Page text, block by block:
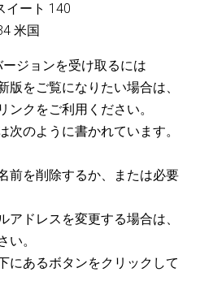
イート 140
米国
ジョンを受け取るには
版をご覧になりたい場合は、
ンクをご利用ください。
次のように書かれています。
前を削除するか、または必要
アドレスを変更する場合は、
い。
にあるボタンをクリックして